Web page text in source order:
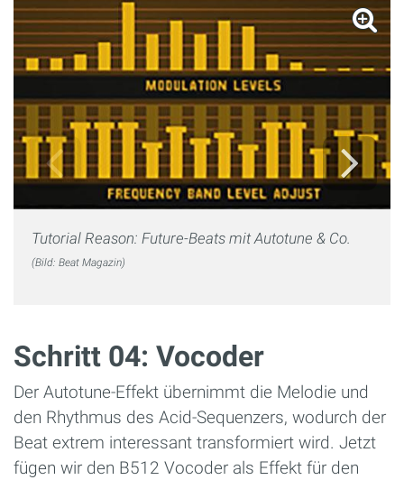
Tutorial Reason: Future-Beats mit Autotune & Co.
(Bild: Beat Magazin)
Schritt 04: Vocoder
Der Autotune-Effekt übernimmt die Melodie und
den Rhythmus des Acid-Sequenzers, wodurch der
Beat extrem interessant transformiert wird. Jetzt
fügen wir den B512 Vocoder als Effekt für den